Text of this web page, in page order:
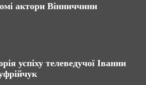
актори Вінниччини
успіху телеведучої Іванни